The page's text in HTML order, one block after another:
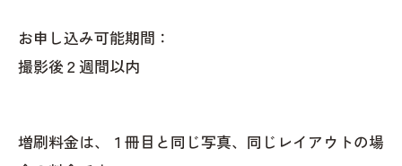
お申し込み可能期間：
撮影後２週間以内
増刷料金は、１冊目と同じ写真、同じレイアウトの場